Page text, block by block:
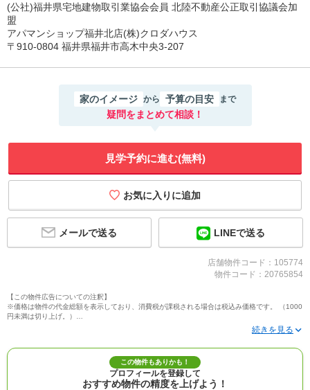
(公社)福井県宅地建物取引業協会会員 北陸不動産公正取引協議会加
盟
アパマンショップ福井北店(株)クロダハウス
〒910-0804 福井県福井市高木中央3-207
家のイメージ から 予算の目安 まで
疑問をまとめて相談！
見学予約に進む(無料)
メールで送る LINEで送る
店舗物件コード：105774
物件コード：20765854
【この物件広告についての注釈】
※価格は物件の代金総額を表示しており、消費税が課税される場合は税込み価格です。 （1000
円未満は切り上げ。）
※写真に写っている、またはパース（絵）や間取り図に描かれている家具や車などは、特にコ
※建築条件付き土地価格には、建物価格は含まれません。
※物件情報は、原則として情報提供日の２日前に最終確認した情報です。
※完成予想図はいずれも外構、植栽、外観等実際のものとは多少異なることがあります。
※モデルルーム・モデルハウス・展示場・ショールームの画像の場合、今回販売の物件と異な
この物件もありかも！
プロフィールを登録して
おすすめ物件の精度を上げよう！